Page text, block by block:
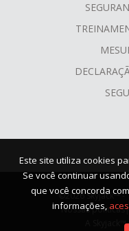
©2026 Skyjack™
Nossas políticas|
A
Este site utiliza cookies
Se você continuar
que você concorda
informações,